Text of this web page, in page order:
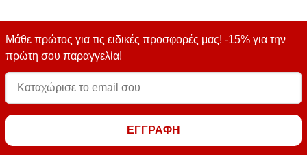
Μάθε πρώτος για τις ειδικές προσφορές μας! -15% για την
πρώτη σου παραγγελία!
ΕΓΓΡΑΦΗ